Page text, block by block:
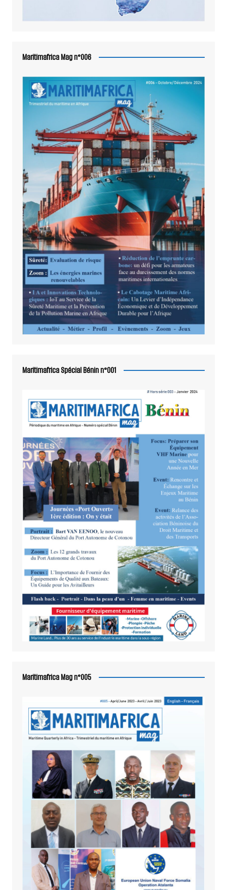
Maritimafrica Mag n°006
Maritimafrica Spécial Bénin n°001
Maritimafrica Mag n°005